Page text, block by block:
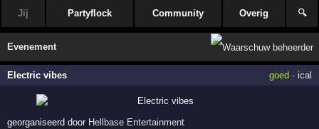
Jij Partyflock Community Overig 🔍
Evenement
Electric vibes goed · ical
georganiseerd door Hellbase Entertainment